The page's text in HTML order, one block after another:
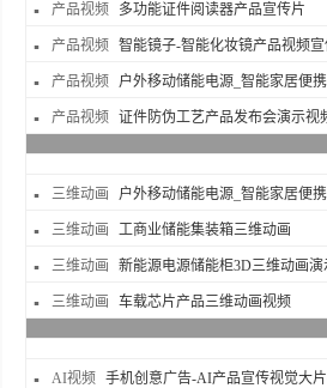
产品视频 多功能证件阅读器产品宣传片
产品视频 智能镜子-智能化妆镜产品视频宣
产品视频 户外移动储能电源_智能家居便
产品视频 证件防伪工艺产品发布会演示视
三维动画 户外移动储能电源_智能家居便
三维动画 工商业储能集装箱三维动画
三维动画 新能源电源储能柜3D三维动画演
三维动画 车载芯片产品三维动画视频
AI视频 手机创意广告-AI产品宣传视觉大